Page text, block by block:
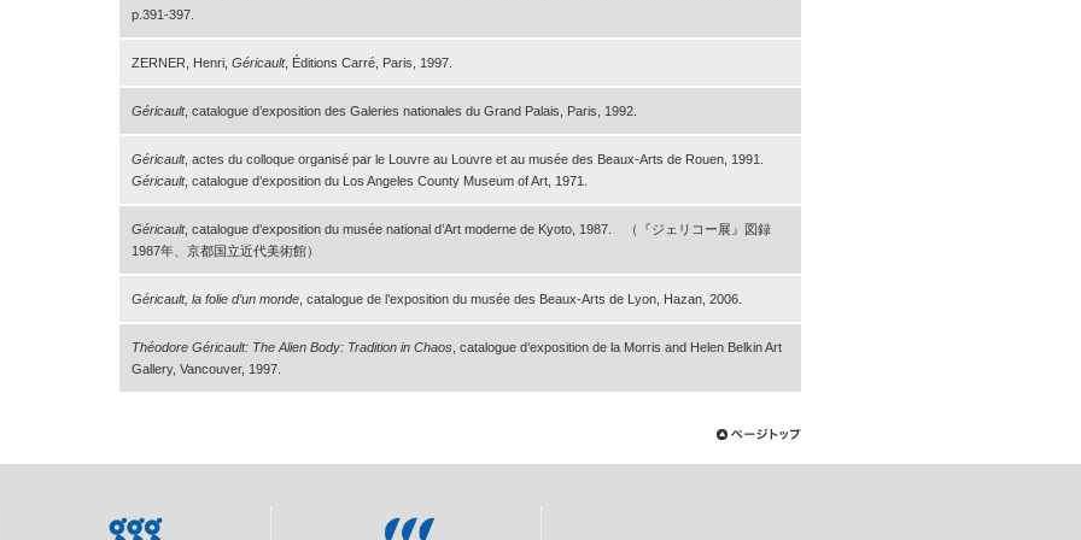
p.391-397.
ZERNER, Henri, Géricault, Éditions Carré, Paris, 1997.
Géricault, catalogue d’exposition des Galeries nationales du Grand Palais, Paris, 1992.
Géricault, actes du colloque organisé par le Louvre au Louvre et au musée des Beaux-Arts de Rouen, 1991.
Géricault, catalogue d’exposition du Los Angeles County Museum of Art, 1971.
Géricault, catalogue d’exposition du musée national d’Art moderne de Kyoto, 1987. （『ジェリコー展』図録
1987年、京都国立近代美術館）
Géricault, la folie d’un monde , catalogue de l’exposition du musée des Beaux-Arts de Lyon, Hazan, 2006.
Théodore Géricault: The Alien Body: Tradition in Chaos , catalogue d’exposition de la Morris and Helen Belkin Art
Gallery, Vancouver, 1997.